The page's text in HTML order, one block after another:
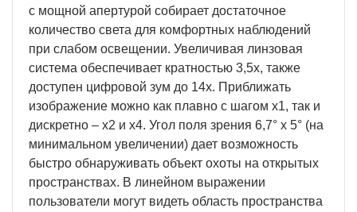
с мощной апертурой собирает достаточное
количество света для комфортных наблюдений
при слабом освещении. Увеличивая линзовая
система обеспечивает кратностью 3,5х, также
доступен цифровой зум до 14х. Приближать
изображение можно как плавно с шагом х1, так и
дискретно – х2 и х4. Угол поля зрения 6,7° x 5° (на
минимальном увеличении) дает возможность
быстро обнаруживать объект охоты на открытых
пространствах. В линейном выражении
пользователи могут видеть область пространства